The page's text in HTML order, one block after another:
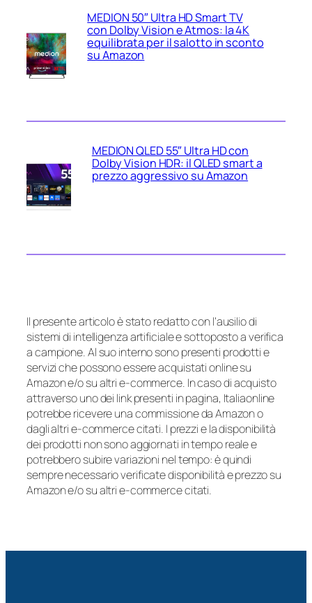
MEDION 50″ Ultra HD Smart TV
con Dolby Vision e Atmos: la 4K
equilibrata per il salotto in sconto
su Amazon
MEDION QLED 55″ Ultra HD con
Dolby Vision HDR: il QLED smart a
prezzo aggressivo su Amazon
Il presente articolo è stato redatto con l’ausilio di
sistemi di intelligenza artificiale e sottoposto a verifica
a campione. Al suo interno sono presenti prodotti e
servizi che possono essere acquistati online su
Amazon e/o su altri e-commerce. In caso di acquisto
attraverso uno dei link presenti in pagina, Italiaonline
potrebbe ricevere una commissione da Amazon o
dagli altri e-commerce citati. I prezzi e la disponibilità
dei prodotti non sono aggiornati in tempo reale e
potrebbero subire variazioni nel tempo: è quindi
sempre necessario verificate disponibilità e prezzo su
Amazon e/o su altri e-commerce citati.